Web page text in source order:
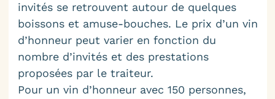
invités se retrouvent autour de quelques
boissons et amuse-bouches. Le prix d’un vin
d’honneur peut varier en fonction du
nombre d’invités et des prestations
proposées par le traiteur.
Pour un vin d’honneur avec 150 personnes,